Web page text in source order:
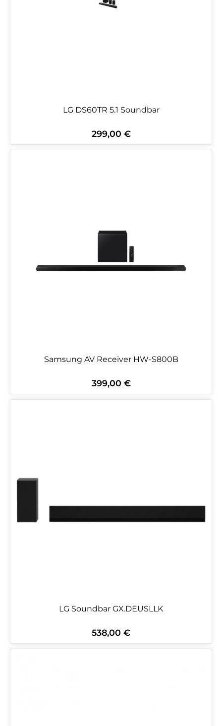
LG DS60TR 5.1 Soundbar
Regulärer Preis:
299,00 €
Samsung AV Receiver HW-S800B
Regulärer Preis:
399,00 €
LG Soundbar GX.DEUSLLK
Regulärer Preis:
538,00 €